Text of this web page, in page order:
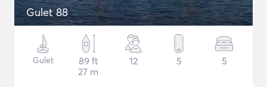
Gulet 88
Gulet
89 ft
27 m
12 5 5